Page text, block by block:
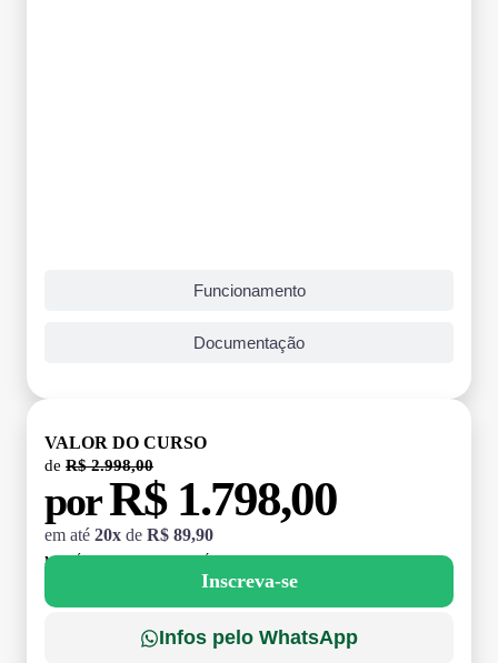
Funcionamento
Documentação
VALOR DO CURSO
de R$ 2.998,00
porR$ 1.798,00
em até 20x de R$ 89,90
MATRÍCULA:
Inscreva-se
Infos pelo WhatsApp